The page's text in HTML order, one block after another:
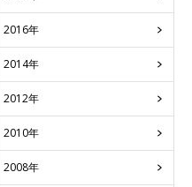
2016年
2014年
2012年
2010年
2008年